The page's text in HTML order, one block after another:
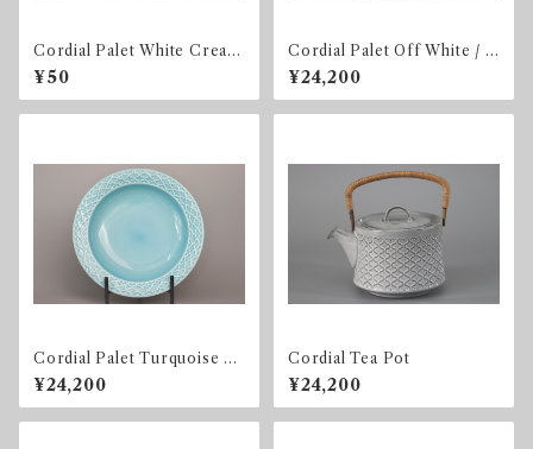
Cordial Palet White Cream
er
¥50
Cordial Palet Off White / L
ight gray Soup Bowl
¥24,200
Cordial Palet Turquoise So
up Bowl
¥24,200
Cordial Tea Pot
¥24,200